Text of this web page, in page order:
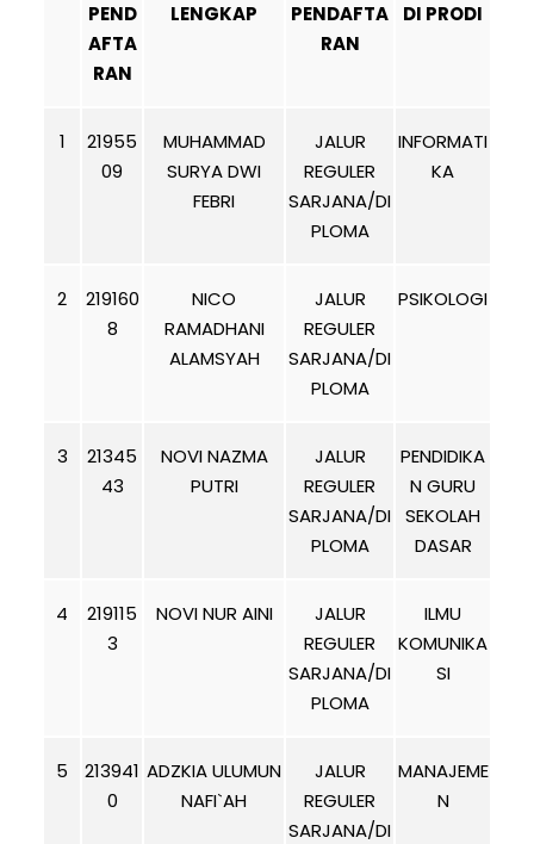
PEND
AFTA
RAN
LENGKAP
PENDAFTA
RAN
DI PRODI
1
21955
09
MUHAMMAD
SURYA DWI
FEBRI
JALUR
REGULER
SARJANA/DI
PLOMA
INFORMATI
KA
2
219160
8
NICO
RAMADHANI
ALAMSYAH
JALUR
REGULER
SARJANA/DI
PLOMA
PSIKOLOGI
3
21345
43
NOVI NAZMA
PUTRI
JALUR
REGULER
SARJANA/DI
PLOMA
PENDIDIKA
N GURU
SEKOLAH
DASAR
4
219115
3
NOVI NUR AINI
JALUR
REGULER
SARJANA/DI
PLOMA
ILMU
KOMUNIKA
SI
5
213941
0
ADZKIA ULUMUN
NAFI`AH
JALUR
REGULER
SARJANA/DI
MANAJEME
N